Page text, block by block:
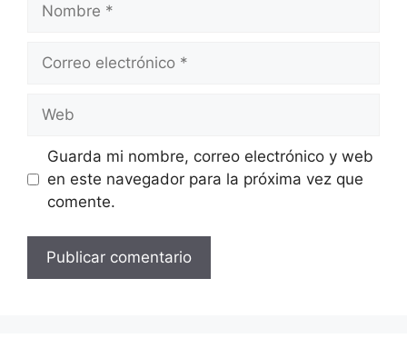
electrónico
Guarda mi nombre, correo electrónico y web
en este navegador para la próxima vez que
comente.